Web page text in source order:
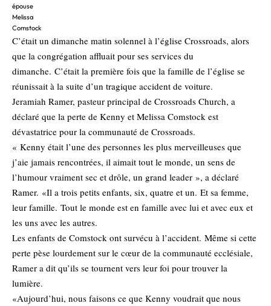
épouse
Melissa
Comstock
C’était un dimanche matin solennel à l’église Crossroads, alors
que la congrégation affluait pour ses services du
dimanche. C’était la première fois que la famille de l’église se
réunissait à la suite d’un tragique accident de voiture.
Jeramiah Ramer, pasteur principal de Crossroads Church, a
déclaré que la perte de Kenny et Melissa Comstock est
dévastatrice pour la communauté de Crossroads.
« Kenny était l’une des personnes les plus merveilleuses que
j’aie jamais rencontrées, il aimait tout le monde, un sens de
l’humour vraiment sec et drôle, un grand leader », a déclaré
Ramer. «Il a trois petits enfants, six, quatre et un. Et sa femme,
leur famille. Tout le monde est en famille avec lui et avec eux et
les uns avec les autres.
Les enfants de Comstock ont ​​survécu à l’accident. Même si cette
perte pèse lourdement sur le cœur de la communauté ecclésiale,
Ramer a dit qu’ils se tournent vers leur foi pour trouver la
lumière.
«Aujourd’hui, nous faisons ce que Kenny voudrait que nous